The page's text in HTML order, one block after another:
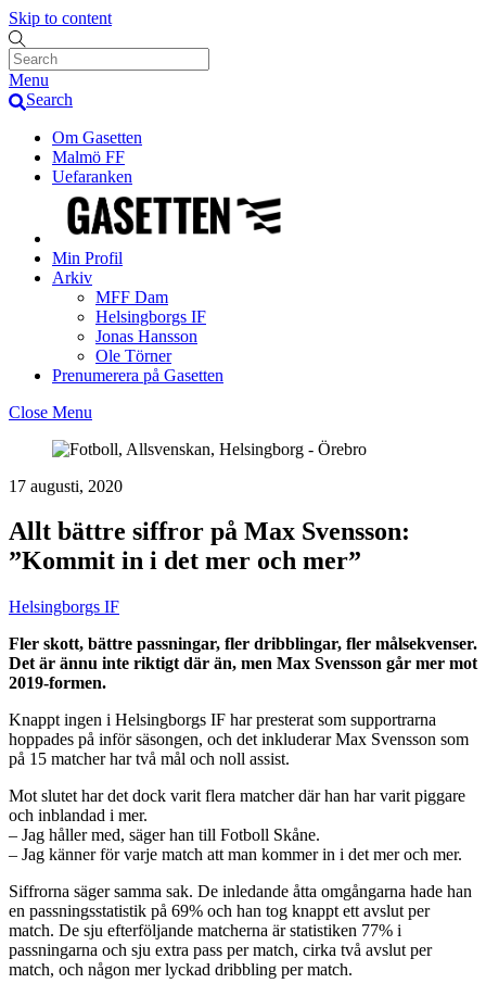
Skip to content
Menu
Search
Om Gasetten
Malmö FF
Uefaranken
Min Profil
Arkiv
MFF Dam
Helsingborgs IF
Jonas Hansson
Ole Törner
Prenumerera på Gasetten
Close Menu
17 augusti, 2020
Allt bättre siffror på Max Svensson:
”Kommit in i det mer och mer”
Helsingborgs IF
Fler skott, bättre passningar, fler dribblingar, fler målsekvenser.
Det är ännu inte riktigt där än, men Max Svensson går mer mot
2019-formen.
Knappt ingen i Helsingborgs IF har presterat som supportrarna
hoppades på inför säsongen, och det inkluderar Max Svensson som
på 15 matcher har två mål och noll assist.
Mot slutet har det dock varit flera matcher där han har varit piggare
och inblandad i mer.
– Jag håller med, säger han till Fotboll Skåne.
– Jag känner för varje match att man kommer in i det mer och mer.
Siffrorna säger samma sak. De inledande åtta omgångarna hade han
en passningsstatistik på 69% och han tog knappt ett avslut per
match. De sju efterföljande matcherna är statistiken 77% i
passningarna och sju extra pass per match, cirka två avslut per
match, och någon mer lyckad dribbling per match.